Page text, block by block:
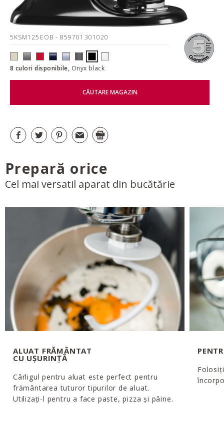
5KSM125EOB - 859701301020
8 culori disponibile, Onyx black
CĂUTARE MAGAZIN
Prepară orice
Cel mai versatil aparat din bucătărie
ALUAT FRĂMÂNTAT
CU UȘURINȚĂ
Cârligul pentru aluat este perfect pentru
frământarea tuturor tipurilor de aluat.
Utilizați-l pentru a face paste, pizza și pâine.